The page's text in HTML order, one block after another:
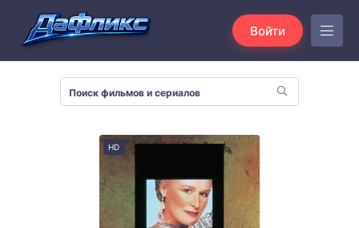
Войти
HD